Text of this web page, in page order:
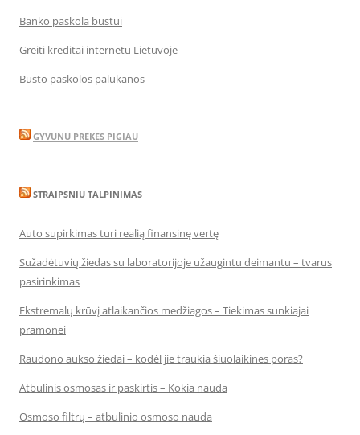
Banko paskola būstui
Greiti kreditai internetu Lietuvoje
Būsto paskolos palūkanos
GYVUNU PREKES PIGIAU
STRAIPSNIU TALPINIMAS
Auto supirkimas turi realią finansinę vertę
Sužadėtuvių žiedas su laboratorijoje užaugintu deimantu – tvarus
pasirinkimas
Ekstremalų krūvį atlaikančios medžiagos – Tiekimas sunkiajai
pramonei
Raudono aukso žiedai – kodėl jie traukia šiuolaikines poras?
Atbulinis osmosas ir paskirtis – Kokia nauda
Osmoso filtrų – atbulinio osmoso nauda